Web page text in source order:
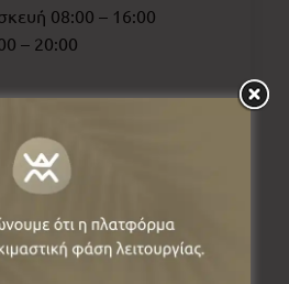
08:00 – 16:00
– 20:00